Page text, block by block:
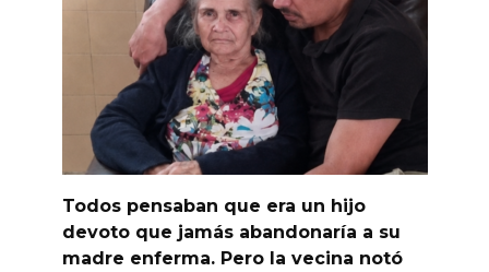
Todos pensaban que era un hijo
devoto que jamás abandonaría a su
madre enferma. Pero la vecina notó